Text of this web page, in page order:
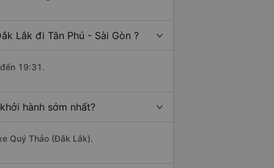
Lắk đi Tân Phú - Sài Gòn ?
19:31.
hành sớm nhất?
Quý Thảo (Đắk Lắk).